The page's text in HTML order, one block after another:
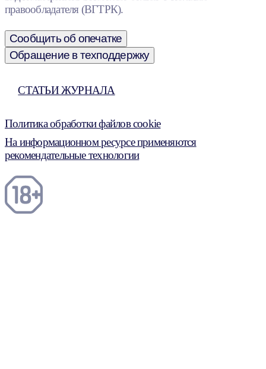
правообладателя (ВГТРК).
Сообщить об опечатке
Обращение в техподдержку
СТАТЬИ ЖУРНАЛА
Политика обработки файлов cookie
На информационном ресурсе применяются
рекомендательные технологии